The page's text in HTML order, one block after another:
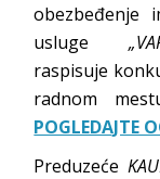
obezbeđenje
usluge
raspisuje
radnom
POGLEDAJTE
Preduzeće